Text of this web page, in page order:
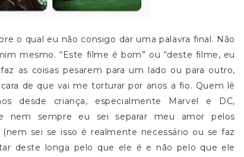
o qual eu não consigo dar uma palavra final. Não
mesmo. “Este filme é bom” ou “deste filme, eu
as coisas pesarem para um lado ou para outro,
de que vai me torturar por anos a fio. Quem lê
desde criança, especialmente Marvel e DC,
nem sempre eu sei separar meu amor pelos
sei se isso é realmente necessário ou se faz
deste longa pelo que ele é e não pelo que ele